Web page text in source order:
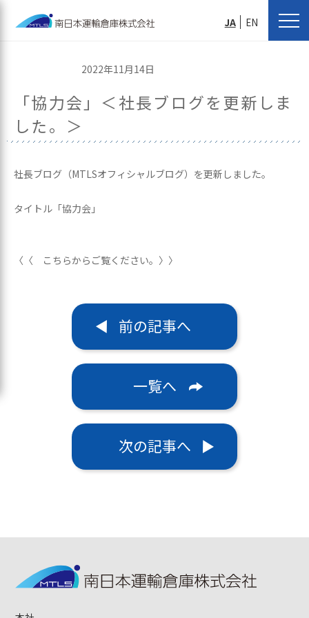
JA EN
2022年11月14日
「協力会」＜社長ブログを更新しま
した。＞
社長ブログ（MTLSオフィシャルブログ）を更新しました。
タイトル「協力会」
〈〈 こちらからご覧ください。〉〉
前の記事へ
一覧へ
次の記事へ